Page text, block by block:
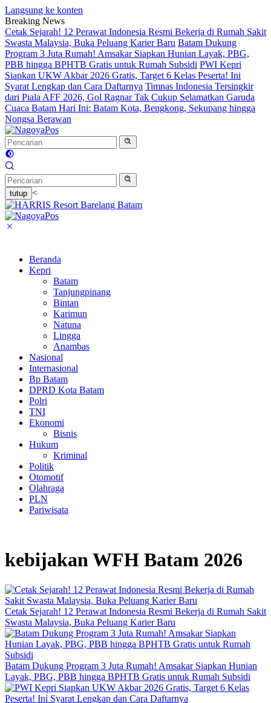
Langsung ke konten
Breaking News
Cetak Sejarah! 12 Perawat Indonesia Resmi Bekerja di Rumah Sakit
Swasta Malaysia, Buka Peluang Karier Baru Batam Dukung
Program 3 Juta Rumah! Amsakar Siapkan Hunian Layak, PBG,
PBB hingga BPHTB Gratis untuk Rumah Subsidi PWI Kepri
Siapkan UKW Akbar 2026 Gratis, Target 6 Kelas Peserta! Ini
Syarat Lengkap dan Cara Daftarnya Timnas Indonesia Tersingkir
dari Piala AFF 2026, Gol Ragnar Tak Cukup Selamatkan Garuda
Cuaca Batam Hari Ini: Batam Kota, Bengkong, Sekupang hingga
Nongsa Berawan
tutup <
Beranda
Kepri
Batam
Tanjungpinang
Bintan
Karimun
Natuna
Lingga
Anambas
Nasional
Internasional
Bp Batam
DPRD Kota Batam
Polri
TNI
Ekonomi
Bisnis
Hukum
Kriminal
Politik
Otomotif
Olahraga
PLN
Pariwisata
kebijakan WFH Batam 2026
Cetak Sejarah! 12 Perawat Indonesia Resmi Bekerja di Rumah Sakit
Swasta Malaysia, Buka Peluang Karier Baru
Batam Dukung Program 3 Juta Rumah! Amsakar Siapkan Hunian
Layak, PBG, PBB hingga BPHTB Gratis untuk Rumah Subsidi